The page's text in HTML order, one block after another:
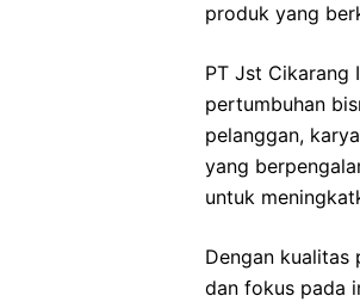
produk yang
PT Jst Cikarang
pertumbuhan
pelanggan,
yang
untuk
Dengan kualitas
dan fokus pada